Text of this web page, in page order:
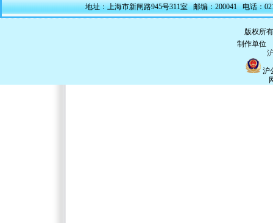
地址：上海市新闸路945号311室 邮编：200041 电话：
版权所
制作单位
沪